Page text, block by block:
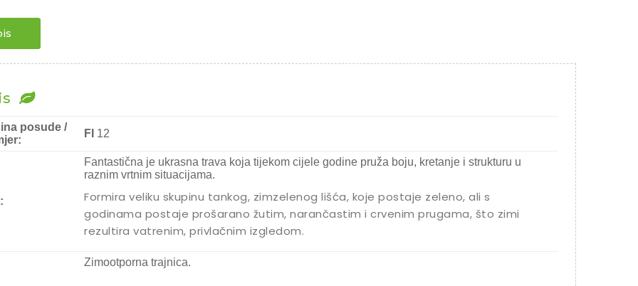
posude /
FI 12
Fantastična je ukrasna trava koja tijekom cijele godine pruža boju, kretanje i strukturu u
raznim vrtnim situacijama.
Formira veliku skupinu tankog, zimzelenog lišća, koje postaje zeleno, ali s
godinama postaje prošarano žutim, narančastim i crvenim prugama, što zimi
rezultira vatrenim, privlačnim izgledom.
Zimootporna trajnica.